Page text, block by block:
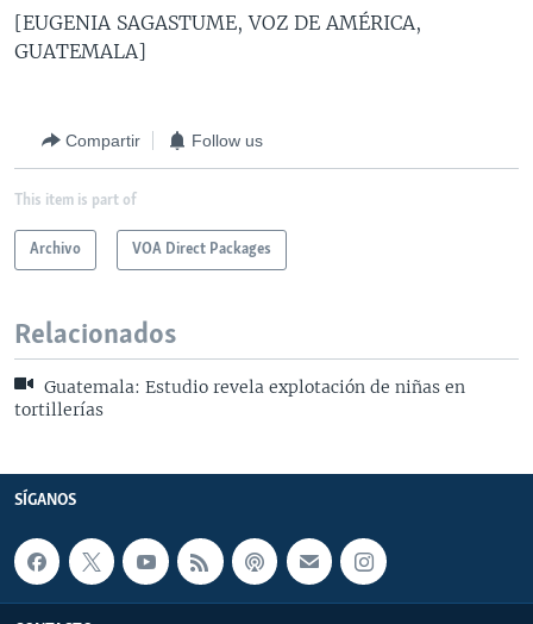
[EUGENIA SAGASTUME, VOZ DE AMÉRICA,
GUATEMALA]
Compartir Follow us
This item is part of
Archivo VOA Direct Packages
Relacionados
Guatemala: Estudio revela explotación de niñas en
tortillerías
SÍGANOS